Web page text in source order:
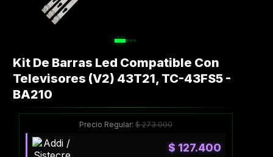
Kit De Barras Led Compatible Con
Televisores (V2) 43T21, TC-43FS5 -
BA210
Precio Regular:$273.000
$ 127.400